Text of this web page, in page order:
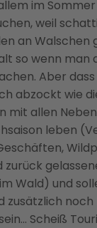
im
weil
an Walschen
so wenn man
Aber
abzockt wie
mit allen
leben
zurück
Wald) und
zusätzlich
Scheiß